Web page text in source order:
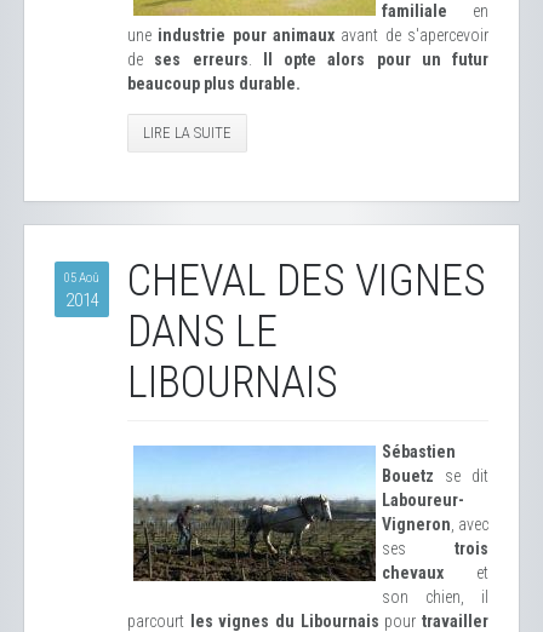
familiale en
une industrie pour animaux avant de s'apercevoir
de ses erreurs
Il opte alors pour un futur
beaucoup plus durable.
LIRE LA SUITE
05 Aoû
2014
CHEVAL DES VIGNES
DANS LE
LIBOURNAIS
Sébastien
Bouetz se dit
Laboureur-
Vigneron , avec
ses trois
chevaux et
son chien, il
parcourt
les vignes du Libournais pourtravailler